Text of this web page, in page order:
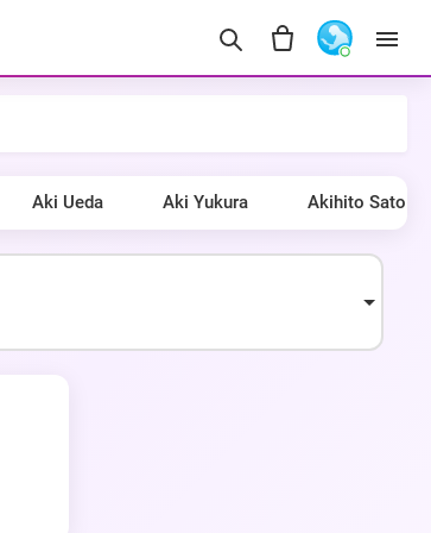
Aki Ueda Aki Yukura Akihito Sato